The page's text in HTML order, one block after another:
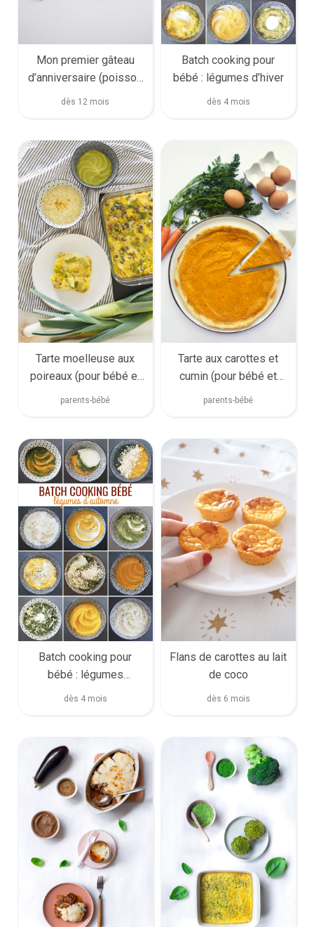
Mon premier gâteau
d’anniversaire (poisson
marbré)
dès 12 mois
Batch cooking pour
bébé : légumes d’hiver
dès 4 mois
Tarte moelleuse aux
poireaux (pour bébé et
toute la famille)
parents-bébé
Tarte aux carottes et
cumin (pour bébé et
toute la famille)
parents-bébé
Batch cooking pour
bébé : légumes
d’automne
dès 4 mois
Flans de carottes au lait
de coco
dès 6 mois